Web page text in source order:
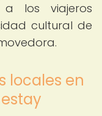
a los viajeros
cultural de
locales en